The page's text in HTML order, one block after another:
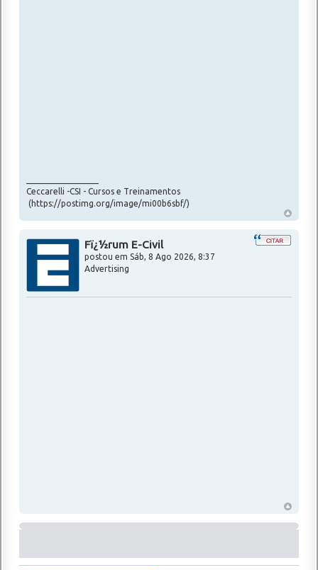
Ceccarelli -CSI - Cursos e Treinamentos
(https://postimg.org/image/mi00b6sbf/)
Fï¿½rum E-Civil
postou em Sáb, 8 Ago 2026, 8:37
Advertising